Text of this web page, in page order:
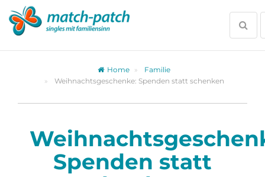
Zur
Partnersuche
Home
Familie
Weihnachtsgeschenke: Spenden statt schenken
Spenden statt